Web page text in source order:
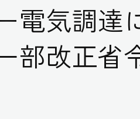
電気調達
部改正省